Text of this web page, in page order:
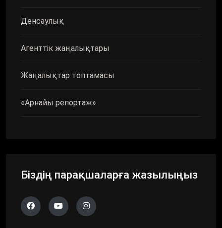
Денсаулық
Агенттік жаңалықтары
Жаңалықтар топтамасы
«Арнайы репортаж»
Біздің парақшаларға жазылыңыз